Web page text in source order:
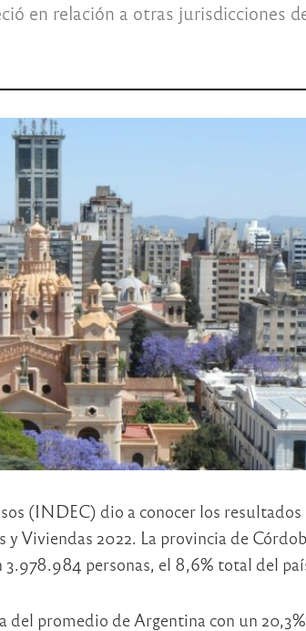
en relación a otras jurisdicciones
(INDEC) dio a conocer los resultados
Viviendas 2022. La provincia de
personas, el 8,6% total del
del promedio de Argentina con un